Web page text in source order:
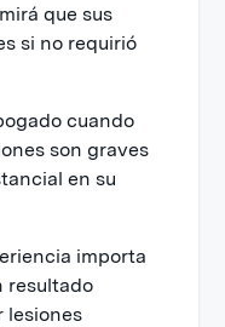
que sus
si no requirió
cuando
son graves
en su
importa
resultado
lesiones